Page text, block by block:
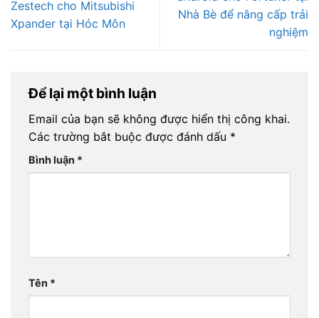
Zestech cho Mitsubishi
Xpander tại Hóc Môn
Nhà Bè để nâng cấp trải
nghiệm
Để lại một bình luận
Email của bạn sẽ không được hiển thị công khai.
Các trường bắt buộc được đánh dấu *
Bình luận *
Tên *